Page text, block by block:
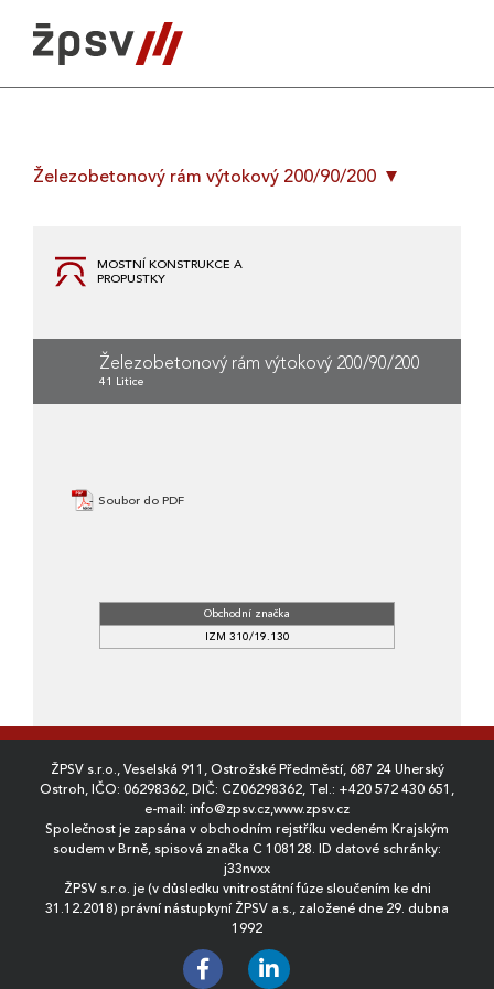
content
Železobetonový rám výtokový 200/90/200
MOSTNÍ KONSTRUKCE A
PROPUSTKY
Železobetonový rám výtokový 200/90/200
41 Litice
Soubor do PDF
Obchodní značka
IZM 310/19.130
ŽPSV s.r.o., Veselská 911, Ostrožské Předměstí, 687 24 Uherský
Ostroh, IČO: 06298362, DIČ: CZ06298362, Tel.: +420 572 430 651 ,
e-mail: info@zpsv.cz,www.zpsv.cz
Společnost je zapsána v obchodním rejstříku vedeném Krajským
soudem v Brně, spisová značka C 108128. ID datové schránky:
j33nvxx
ŽPSV s.r.o. je (v důsledku vnitrostátní fúze sloučením ke dni
31.12.2018) právní nástupkyní ŽPSV a.s., založené dne 29. dubna
1992